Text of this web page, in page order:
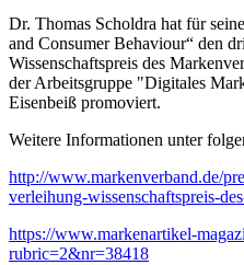
Dr. Thomas Scholdra hat für
and Consumer Behaviour“ den
Wissenschaftspreis des
der Arbeitsgruppe "Digitales
Eisenbeiß promoviert.
Weitere Informationen unter
http://www.markenverband.de/
verleihung-wissenschaftspreis-
https://www.markenartikel-
rubric=2&nr=38418